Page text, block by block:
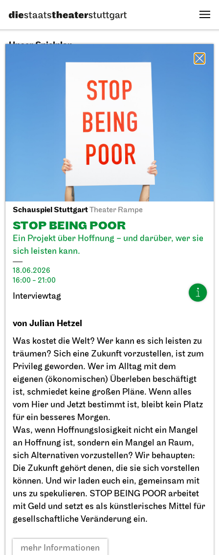
Schauspiel Stuttgart Theater Rampe
STOP BEING POOR
Ein Projekt über Hoffnung – und darüber, wer sie
sich leisten kann.
18.06.2026
16:00 - 21:00
Interviewtag
von Julian Hetzel
Was kostet die Welt? Wer kann es sich leisten zu
träumen? Sich eine Zukunft vorzustellen, ist zum
Privileg geworden. Wer im Alltag mit dem
eigenen (ökonomischen) Überleben beschäftigt
ist, schmiedet keine großen Pläne. Wenn alles
vom Hier und Jetzt bestimmt ist, bleibt kein Platz
für ein besseres Morgen.
Was, wenn Hoffnungslosigkeit nicht ein Mangel
an Hoffnung ist, sondern ein Mangel an Raum,
sich Alternativen vorzustellen? Wir behaupten:
Die Zukunft gehört denen, die sie sich vorstellen
können. Und wir laden euch ein, gemeinsam mit
uns zu spekulieren. STOP BEING POOR arbeitet
mit Geld und setzt es als künstlerisches Mittel für
gesellschaftliche Veränderung ein.
mehr Informationen
Unser Spielplan
Stuttgarter Ballett
Ballett Annuals
11.09.2026
17:00
So, 20.09.2026
Staatstheater Stuttgart Opernhaus, Schauspielhaus und